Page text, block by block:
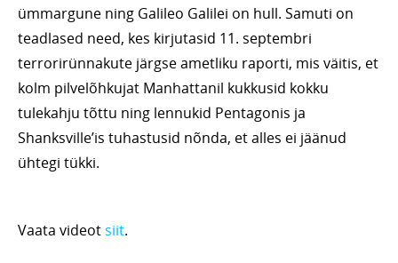
ümmargune ning Galileo Galilei on hull. Samuti on
teadlased need, kes kirjutasid 11. septembri
terrorirünnakute järgse ametliku raporti, mis väitis, et
kolm pilvelõhkujat Manhattanil kukkusid kokku
tulekahju tõttu ning lennukid Pentagonis ja
Shanksville’is tuhastusid nõnda, et alles ei jäänud
ühtegi tükki.
Vaata videotsiit.